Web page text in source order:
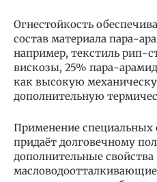
Огнестойкость
состав материала пара-
например, текстиль рип-
вискозы, 25% пара-
как высокую
дополнительную
Применение специальных
придаёт долговечному
дополнительные